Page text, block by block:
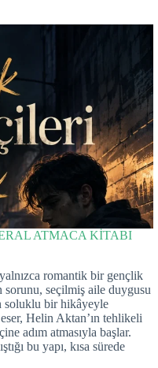
ATMACA KİTABI
romantik bir gençlik
seçilmiş aile duygusu
soluklu bir hikâyeyle
eser, Helin Aktan’ın tehlikeli
adım atmasıyla başlar.
bu yapı, kısa sürede